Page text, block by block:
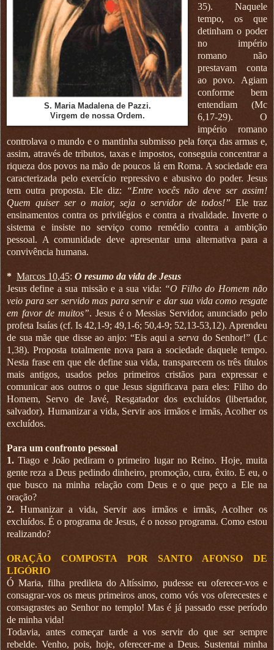
S. Maria Madalena de Pazzi.
Virgem de nossa Ordem.
35). Naquele
tempo, os que
detinham o poder
no império
romano não
prestavam conta
ao povo. Agiam
conforme bem
entendiam (Mc
6,17-29). O
império romano
controlava o mundo e o mantinha submisso pela força das armas e,
assim, através de tributos, taxas e impostos, conseguia concentrar a
riqueza dos povos na mão de poucos lá em Roma. A sociedade era
caracterizada pelo exercício repressivo e abusivo do poder. Jesus
tem outra proposta. Ele diz:
“Entre vocês não deve ser assim!
Quem quiser ser o maior, seja o servidor de todos!” Ele traz
ensinamentos contra os privilégios e contra a rivalidade. Inverte o
sistema e insiste no serviço como remédio contra a ambição
pessoal. A comunidade deve apresentar uma alternativa para a
convivência humana.
* Marcos 10,45: O resumo da vida de Jesus
Jesus define a sua missão e a sua vida: “O Filho do Homem não
veio para ser servido mas para servir e dar sua vida como resgate
em favor de muitos”. Jesus é o Messias Servidor, anunciado pelo
profeta Isaías (cf. Is 42,1-9; 49,1-6; 50,4-9; 52,13-53,12). Aprendeu
de sua mãe que disse ao anjo: “Eis aqui a servado Senhor!” (Lc
1,38). Proposta totalmente nova para a sociedade daquele tempo.
Nesta frase em que ele define sua vida, transparecem os três títulos
mais antigos, usados pelos primeiros cristãos para expressar e
comunicar aos outros o que Jesus significava para eles: Filho do
Homem, Servo de Javé, Resgatador dos excluídos (libertador,
salvador). Humanizar a vida, Servir aos irmãos e irmãs, Acolher os
excluídos.
Para um confronto pessoal
1. Tiago e João pediram o primeiro lugar no Reino. Hoje, muita
gente reza a Deus pedindo dinheiro, promoção, cura, êxito. E eu, o
que busco na minha relação com Deus e o que peço a Ele na
oração?
2. Humanizar a vida, Servir aos irmãos e irmãs, Acolher os
excluídos. É o programa de Jesus, é o nosso programa. Como estou
realizando?
ORAÇÃO COMPOSTA POR SANTO AFONSO DE
LIGÓRIO
Ó Maria, filha predileta do Altíssimo, pudesse eu oferecer-vos e
consagrar-vos os meus primeiros anos, como vós vos oferecestes e
consagrastes ao Senhor no templo! Mas é já passado esse período
de minha vida!
Todavia, antes começar tarde a vos servir do que ser sempre
rebelde. Venho, pois, hoje, oferecer-me a Deus. Sustentai minha